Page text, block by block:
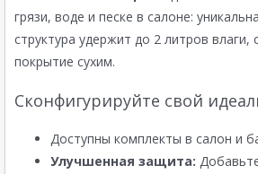
грязи, воде и песке в салоне:
структура удержит до 2 литров влаги,
покрытие сухим.
Сконфигурируйте свой
Доступны комплекты в салон и
Улучшенная защита: